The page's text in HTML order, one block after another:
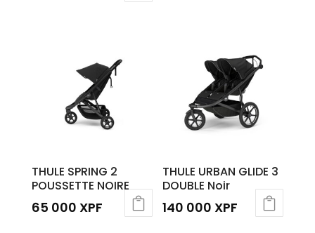
THULE SPRING 2
POUSSETTE NOIRE
65 000 XPF
THULE URBAN GLIDE 3
DOUBLE Noir
140 000 XPF